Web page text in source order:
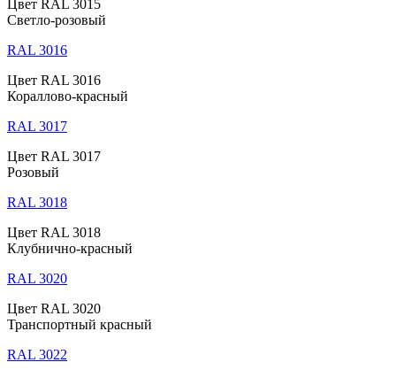
Цвет RAL 3015
Светло-розовый
RAL 3016
Цвет RAL 3016
Кораллово-красный
RAL 3017
Цвет RAL 3017
Розовый
RAL 3018
Цвет RAL 3018
Клубнично-красный
RAL 3020
Цвет RAL 3020
Транспортный красный
RAL 3022